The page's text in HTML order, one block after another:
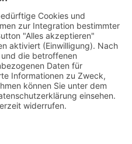
Camping Spezialist
hat, der
Anbieter zu sein.
und wissen Ihr